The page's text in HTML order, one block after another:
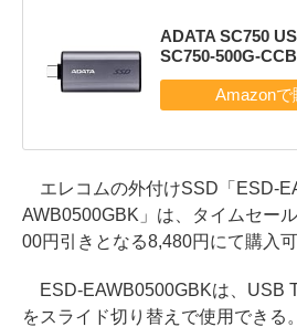
ADATA SC750
SC750-500G-
エレコムの外付けSSD「ESD-
AWB0500GBK」は、タイムセー
00円引きとなる8,480円にて購入可
ESD-EAWB0500GBKは、USB
をスライド切り替えで使用できる